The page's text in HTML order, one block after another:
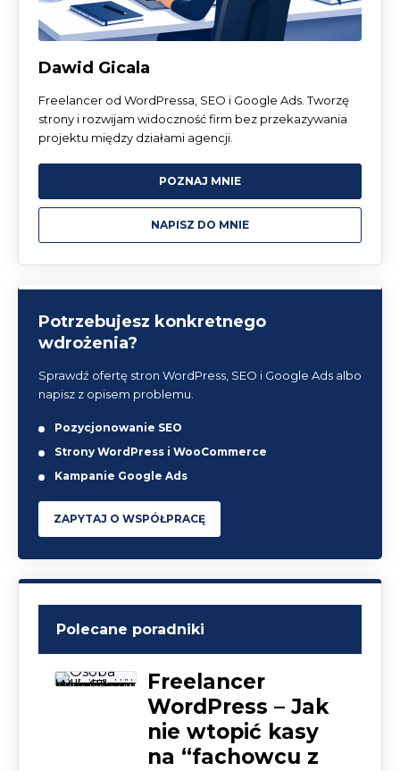
Dawid Gicala
Freelancer od WordPressa, SEO i Google Ads. Tworzę
strony i rozwijam widoczność firm bez przekazywania
projektu między działami agencji.
POZNAJ MNIE
NAPISZ DO MNIE
Potrzebujesz konkretnego
wdrożenia?
Sprawdź ofertę stron WordPress, SEO i Google Ads albo
napisz z opisem problemu.
Pozycjonowanie SEO
Strony WordPress i WooCommerce
Kampanie Google Ads
ZAPYTAJ O WSPÓŁPRACĘ
Polecane poradniki
Freelancer
WordPress – Jak
nie wtopić kasy
na “fachowcu z